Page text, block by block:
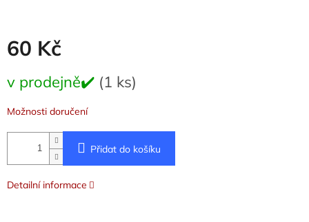
60 Kč
cena:
v prodejně✔️ (1 ks)
Možnosti doručení
Přidat do košíku
Detailní informace